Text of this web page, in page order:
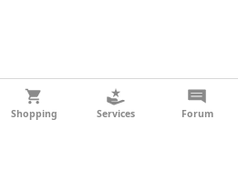
Shopping Services Forum